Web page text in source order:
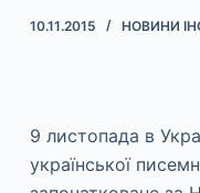
10.11.2015 НОВИНИ
9 листопада в
української